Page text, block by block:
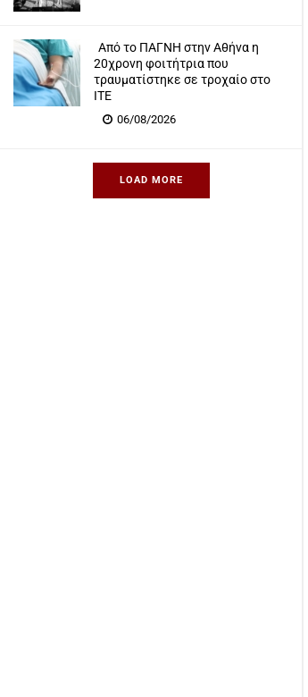
Από το ΠΑΓΝΗ στην Αθήνα η
20χρονη φοιτήτρια που
τραυματίστηκε σε τροχαίο στο
ΙΤΕ
06/08/2026
LOAD MORE